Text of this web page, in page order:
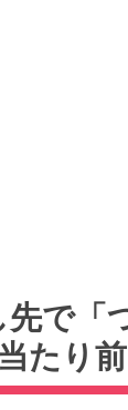
先で「
たり前